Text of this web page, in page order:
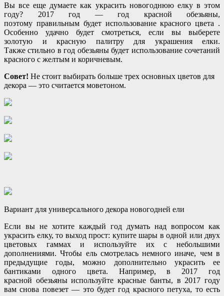
Вы все еще думаете как украсить новогоднюю елку в этом
году? 2017 год — год красной обезьяны,
поэтому правильным будет использование красного цвета .
Особенно удачно будет смотреться, если вы выберете
золотую и красную палитру для украшения елки.
Также стильно в год обезьяны будет использование сочетаний
красного с желтым и коричневым.
Совет! Не стоит выбирать больше трех основных цветов для
декора — это считается моветоном.
Вариант для универсального декора новогодней ели
Если вы не хотите каждый год думать над вопросом как
украсить елку, то выход прост: купите шары в одной или двух
цветовых гаммах и используйте их с небольшими
дополнениями. Чтобы ель смотрелась немного иначе, чем в
предыдущие годы, можно дополнительно украсить ее
бантиками одного цвета. Например, в 2017 год
красной обезьяны используйте красные банты, в 2017 году
вам снова повезет — это будет год красного петуха, то есть